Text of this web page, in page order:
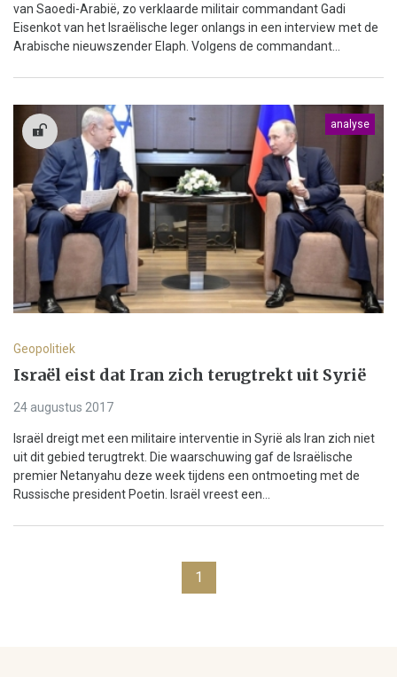
van Saoedi-Arabië, zo verklaarde militair commandant Gadi
Eisenkot van het Israëlische leger onlangs in een interview met de
Arabische nieuwszender Elaph. Volgens de commandant...
analyse
Geopolitiek
Israël eist dat Iran zich terugtrekt uit Syrië
24 augustus 2017
Israël dreigt met een militaire interventie in Syrië als Iran zich niet
uit dit gebied terugtrekt. Die waarschuwing gaf de Israëlische
premier Netanyahu deze week tijdens een ontmoeting met de
Russische president Poetin. Israël vreest een...
1